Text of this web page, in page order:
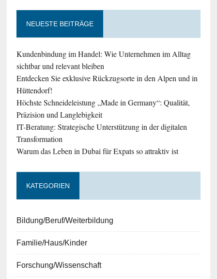
NEUESTE BEITRÄGE
Kundenbindung im Handel: Wie Unternehmen im Alltag
sichtbar und relevant bleiben
Entdecken Sie exklusive Rückzugsorte in den Alpen und in
Hüttendorf!
Höchste Schneideleistung „Made in Germany“: Qualität,
Präzision und Langlebigkeit
IT-Beratung: Strategische Unterstützung in der digitalen
Transformation
Warum das Leben in Dubai für Expats so attraktiv ist
KATEGORIEN
Bildung/Beruf/Weiterbildung
Familie/Haus/Kinder
Forschung/Wissenschaft